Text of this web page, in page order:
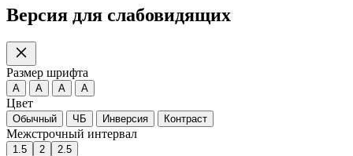
Версия для слабовидящих
Размер шрифта
A A A A
Цвет
Обычный ЧБ Инверсия Контраст
Межстрочный интервал
1.5 2 2.5